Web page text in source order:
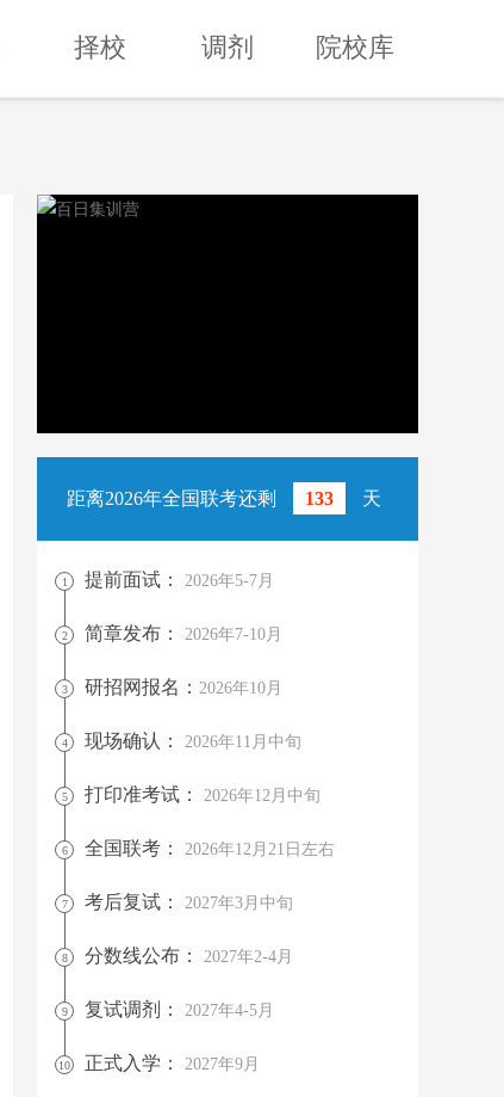
择校 调剂 院校库
距离2026年全国联考还剩 133 天
1 提前面试： 2026年5-7月
2 简章发布： 2026年7-10月
3 研招网报名： 2026年10月
4 现场确认： 2026年11月中旬
5 打印准考试： 2026年12月中旬
6 全国联考： 2026年12月21日左右
7 考后复试： 2027年3月中旬
8 分数线公布： 2027年2-4月
9 复试调剂： 2027年4-5月
10 正式入学： 2027年9月